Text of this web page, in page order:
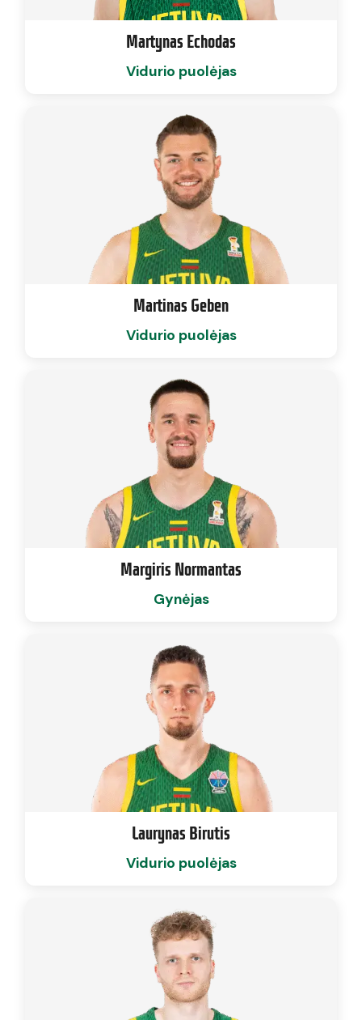
Martynas Echodas
Vidurio puolėjas
Martinas Geben
Vidurio puolėjas
Margiris Normantas
Gynėjas
Laurynas Birutis
Vidurio puolėjas